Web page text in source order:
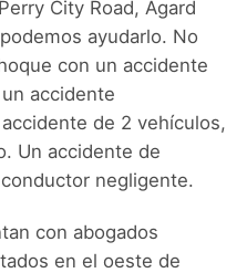
City Road, Agard
ayudarlo. No
con un accidente
accidente
de 2 vehículos,
Un accidente de
negligente.
con abogados
en el oeste de